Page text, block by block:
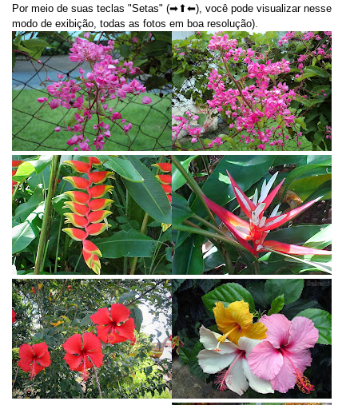
Por meio de suas teclas "Setas" (➡⬆⬅), você pode visualizar nesse
modo de exibição, todas as fotos em boa resolução)